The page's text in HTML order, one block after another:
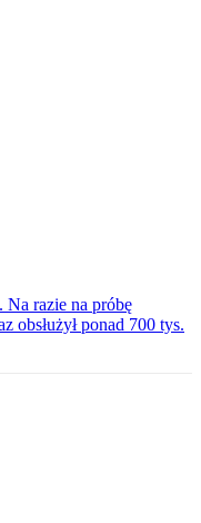
razie na próbę
obsłużył ponad 700 tys.